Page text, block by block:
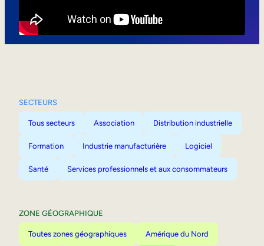
SECTEURS
Tous secteurs Association Distribution industrielle
Formation Industrie manufacturière Logiciel
Santé Services professionnels et aux consommateurs
ZONE GÉOGRAPHIQUE
Toutes zones géographiques Amérique du Nord